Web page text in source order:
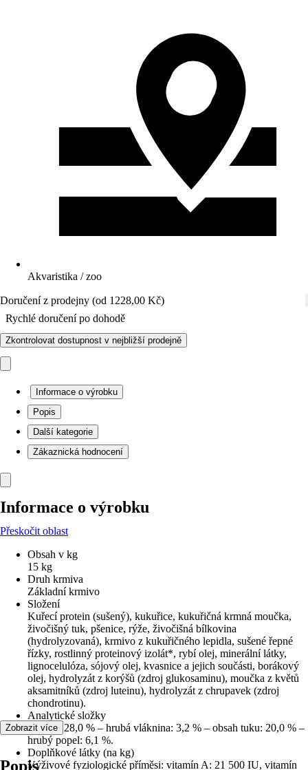
Akvaristika / zoo
Doručení z prodejny (od 1228,00 Kč)
Rychlé doručení po dohodě
Zkontrolovat dostupnost v nejbližší prodejně
Informace o výrobku
Popis
Další kategorie
Zákaznická hodnocení
Informace o výrobku
Přeskočit oblast
Obsah v kg
15 kg
Druh krmiva
Základní krmivo
Složení
Kuřecí protein (sušený), kukuřice, kukuřičná krmná moučka,
živočišný tuk, pšenice, rýže, živočišná bílkovina
(hydrolyzovaná), krmivo z kukuřičného lepidla, sušené řepné
řízky, rostlinný proteinový izolát*, rybí olej, minerální látky,
lignocelulóza, sójový olej, kvasnice a jejich součásti, borákový
olej, hydrolyzát z korýšů (zdroj glukosaminu), moučka z květů
aksamitníků (zdroj luteinu), hydrolyzát z chrupavek (zdroj
chondrotinu).
Analytické složky
Protein: 28,0 % – hrubá vláknina: 3,2 % – obsah tuku: 20,0 % –
hrubý popel: 6,1 %.
Doplňkové látky (na kg)
Výživové fyziologické příměsi: vitamín A: 21 500 IU, vitamín
Zobrazit více
Popis